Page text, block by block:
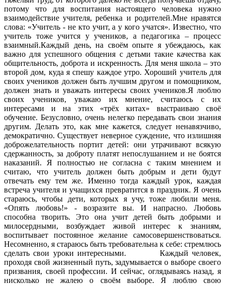
потому что для воспитания настоящего человека нужно
взаимодействие учителя, ребенка и родителей.Мне нравятся
слова: «Учитель - не кто учит, а у кого учатся». Известно, что
учитель тоже учится у учеников, а педагогика – процесс
взаимный.Каждый день, на своём опыте я убеждаюсь, как
важно для успешного общения с детьми такие качества как
общительность, доброта и искренность. Для меня школа – это
второй дом, куда я спешу каждое утро. Хороший учитель для
своих учеников должен быть лучшим другом и помощником,
должен знать и уважать интересы своих учеников.Я люблю
своих учеников, уважаю их мнение, считаюсь с их
интересами и на этих «трёх китах» выстраиваю своё
обучение. Безусловно, очень нелегко передавать свои знания
другим. Делать это, как мне кажется, следует ненавязчиво,
демократично. Существует неверное суждение, что излишняя
доброжелательность портит детей: они утрачивают всякую
сдержанность, за доброту платят непослушанием и не боятся
наказаний. Я полностью не согласна с таким мнением и
считаю, что учитель должен быть добрым и дети будут
отвечать ему тем же. Именно тогда каждый урок, каждая
встреча учителя и учащихся превратится в праздник. Я очень
стараюсь, чтобы дети, которых я учу, тоже любили меня.
«Опять любовь!» - возразите вы. И напрасно. Любовь
способна творить. Это она учит детей быть добрыми и
милосердными, возбуждает живой интерес к знаниям,
воспитывает постоянное желание самосовершенствоваться.
Несомненно, я стараюсь быть требовательна к себе: стремлюсь
сделать свои уроки интересными. Каждый человек,
проходя свой жизненный путь, задумывается о выборе своего
призвания, своей профессии. И сейчас, оглядываясь назад, я
нисколько не жалею о своём выборе. Я люблю свою